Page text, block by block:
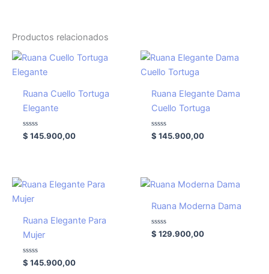
Productos relacionados
Ruana Cuello Tortuga
Elegante
Valorado
con
$ 145.900,00
Ruana Elegante Dama
Cuello Tortuga
Valorado
con
$ 145.900,00
Ruana Elegante Para
Mujer
Valorado
con
$ 145.900,00
Ruana Moderna Dama
Valorado
con
$ 129.900,00